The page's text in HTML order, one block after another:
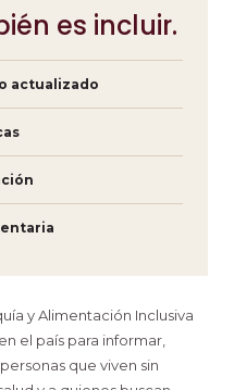
es incluir.
actualizado
y Alimentación Inclusiva
el país para informar,
que viven sin